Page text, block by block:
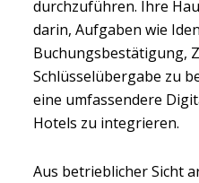
durchzuführen. Ihre
darin, Aufgaben wie
Buchungsbestätigung,
Schlüsselübergabe zu
eine umfassendere
Hotels zu integrieren.
Aus betrieblicher Sicht